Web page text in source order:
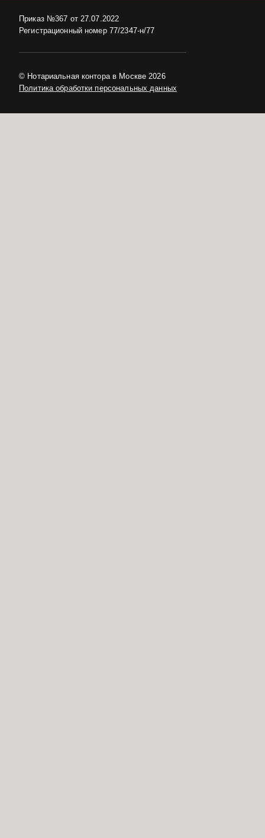
Приказ №367 от 27.07.2022
Регистрационный номер 77/2347-н/77
© Нотариальная контора в Москве 2026
Политика обработки персональных данных